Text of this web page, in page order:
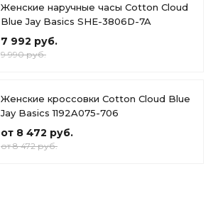
Женские наручные часы Cotton Cloud
Blue Jay Basics SHE-3806D-7A
7 992 руб.
9 990 руб.
Женские кроссовки Cotton Cloud Blue
Jay Basics 1192A075-706
от 8 472 руб.
от 8 472 руб.